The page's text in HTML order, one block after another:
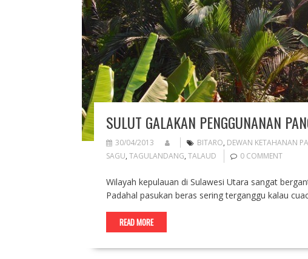
SULUT GALAKAN PENGGUNANAN
30/04/2013 BITARO, DEWAN KETAHANAN
SAGU, TAGULANDANG, TALAUD 0 COMMENT
Wilayah kepulauan di Sulawesi Utara sangat
Padahal pasukan beras sering terganggu kalau
READ MORE